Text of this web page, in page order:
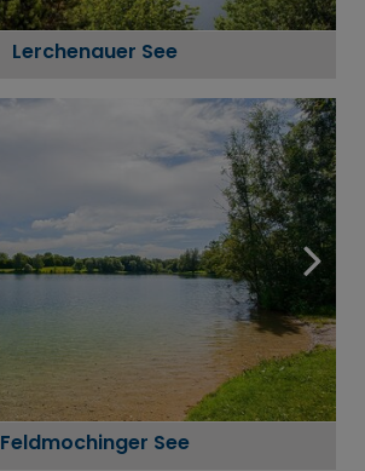
Lerchenauer See
Feldmochinger See